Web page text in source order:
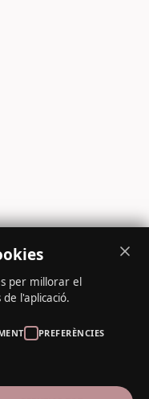
per millorar el
l'aplicació.
PREFERÈNCIES